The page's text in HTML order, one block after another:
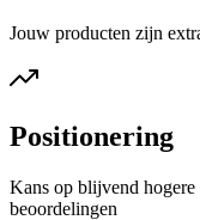
Jouw producten zijn
Positionering
Kans op blijvend
beoordelingen